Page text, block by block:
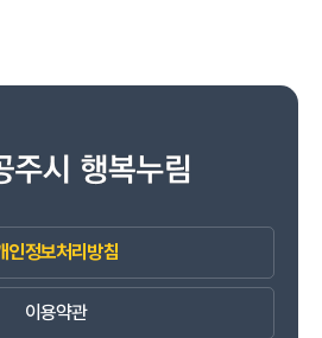
인정보처리방침
이용약관